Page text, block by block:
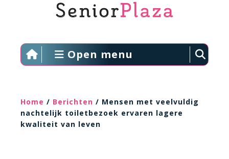
Open menu
Home / Berichten / Mensen met veelvuldig
nachtelijk toiletbezoek ervaren lagere
kwaliteit van leven